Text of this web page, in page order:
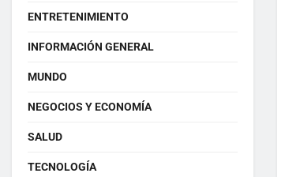
ENTRETENIMIENTO
INFORMACIÓN GENERAL
MUNDO
NEGOCIOS Y ECONOMÍA
SALUD
TECNOLOGÍA